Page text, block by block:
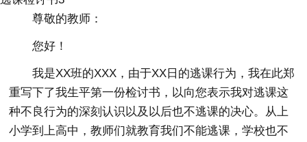
尊敬的教师：
您好！
我是XX班的XXX，由于XX日的逃课行为，我在此郑
重写下了我生平第一份检讨书，以向您表示我对逃课这
种不良行为的深刻认识以及以后也不逃课的决心。从上
小学到上高中，教师们就教育我们不能逃课，学校也不